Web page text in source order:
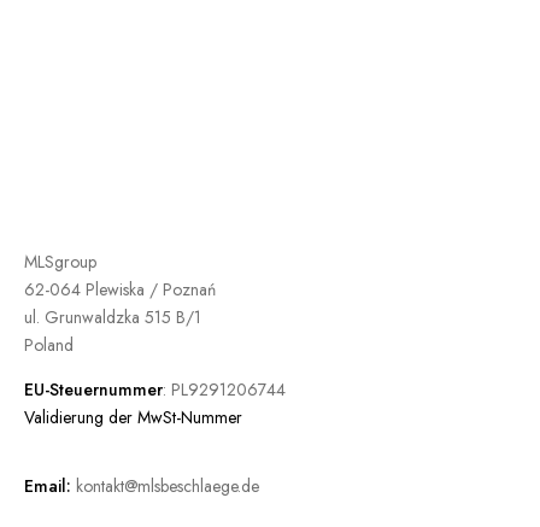
MLSgroup
62-064 Plewiska / Poznań
ul. Grunwaldzka 515 B/1
Poland
EU-Steuernummer: PL9291206744
Validierung der MwSt-Nummer
Email: kontakt@mlsbeschlaege.de